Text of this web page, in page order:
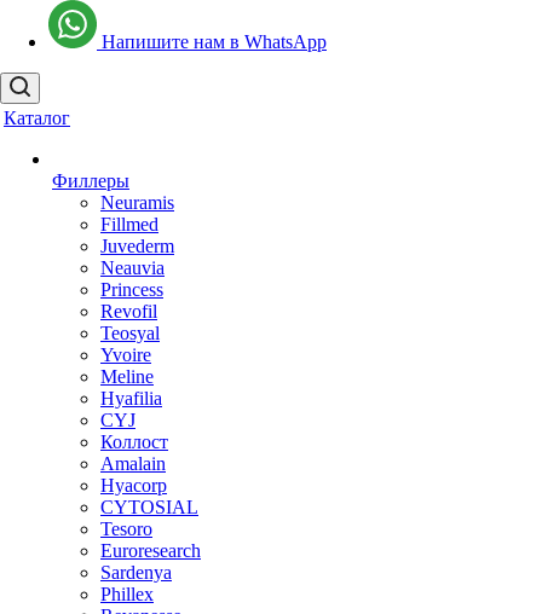
Напишите нам в WhatsApp
Каталог
Филлеры
Neuramis
Fillmed
Juvederm
Neauvia
Princess
Revofil
Teosyal
Yvoire
Meline
Hyafilia
CYJ
Коллост
Amalain
Hyacorp
CYTOSIAL
Tesoro
Euroresearch
Sardenya
Phillex